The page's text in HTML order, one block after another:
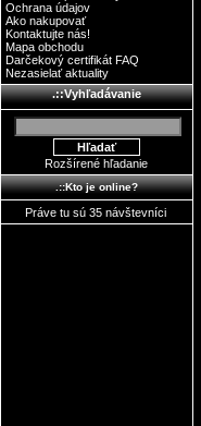
Ochrana údajov
Ako nakupovať
Kontaktujte nás!
Mapa obchodu
Darčekový certifikát FAQ
Nezasielať aktuality
.::Vyhľadávanie
Rozšírené hľadanie
.::Kto je online?
Práve tu sú 35 návštevníci